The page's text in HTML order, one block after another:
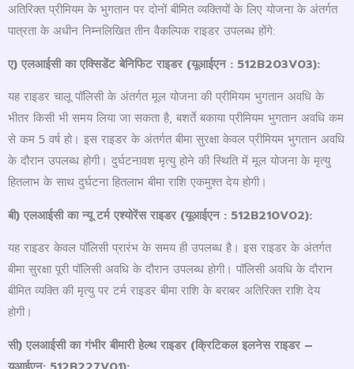
अतिरिक्त प्रीमियम के भुगतान पर दोनों बीमित व्यक्तियों के लिए योजना के अंतर्गत
पात्रता के अधीन निम्नलिखित तीन वैकल्पिक राइडर उपलब्ध होंगे:
ए) एलआईसी का एक्सिडेंट बेनिफिट राइडर (यूआईएन : 512B203V03):
यह राइडर चालू पॉलिसी के अंतर्गत मूल योजना की प्रीमियम भुगतान अवधि के
भीतर किसी भी समय लिया जा सकता है, बशर्ते बकाया प्रीमियम भुगतान अवधि कम
से कम 5 वर्ष हो। इस राइडर के अंतर्गत बीमा सुरक्षा केवल प्रीमियम भुगतान अवधि
के दौरान उपलब्ध होगी। दुर्घटनावश मृत्यु होने की स्थिति में मूल योजना के मृत्यु
हितलाभ के साथ दुर्घटना हितलाभ बीमा राशि एकमुश्त देय होगी।
बी) एलआईसी का न्यू टर्म एश्योरेंस राइडर (यूआईएन : 512B210V02):
यह राइडर केवल पॉलिसी प्रारंभ के समय ही उपलब्ध है। इस राइडर के अंतर्गत
बीमा सुरक्षा पूरी पॉलिसी अवधि के दौरान उपलब्ध होगी। पॉलिसी अवधि के दौरान
बीमित व्यक्ति की मृत्यु पर टर्म राइडर बीमा राशि के बराबर अतिरिक्त राशि देय
होगी।
सी) एलआईसी का गंभीर बीमारी हेल्थ राइडर (क्रिटिकल इलनेस राइडर –